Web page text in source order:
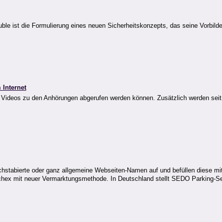
ist die Formulierung eines neuen Sicherheitskonzepts, das seine
Internet
zu den Anhörungen abgerufen werden können. Zusätzlich werden
oder ganz allgemeine Webseiten-Namen auf und befüllen diese
mit neuer Vermarktungsmethode. In Deutschland stellt SEDO Parking-